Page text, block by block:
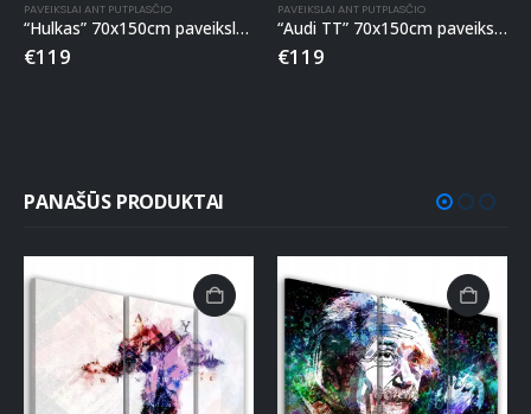
PAVEIKSLAI ANT PUTPLASČIO
“Hulkas” 70x150cm paveikslas ant putplasčio
€119
PAVEIKSLAI ANT PUTPLASČIO
“Audi TT” 70x150cm paveikslas ant putplasčio
€119
PANAŠŪS PRODUKTAI